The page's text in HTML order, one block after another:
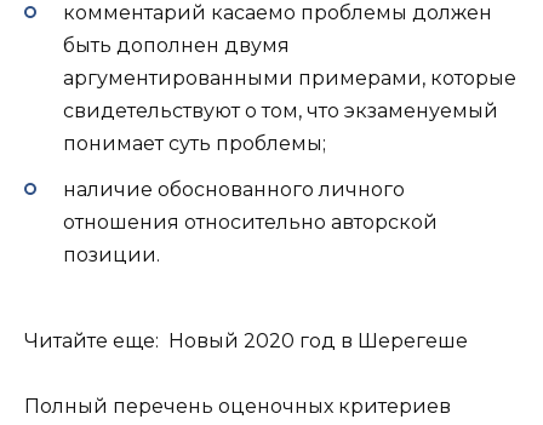
комментарий касаемо проблемы должен
быть дополнен двумя
аргументированными примерами, которые
свидетельствуют о том, что экзаменуемый
понимает суть проблемы;
наличие обоснованного личного
отношения относительно авторской
позиции.
Читайте еще: Новый 2020 год в Шерегеше
Полный перечень оценочных критериев